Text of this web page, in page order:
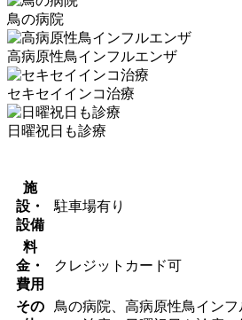
鳥の病院
高病原性鳥インフルエンザ
セキセイインコ治療
日曜祝日も診療
施
設・
設備
駐車場有り
料
金・
費用
クレジットカード可
その
鳥の病院、高病原性鳥イン